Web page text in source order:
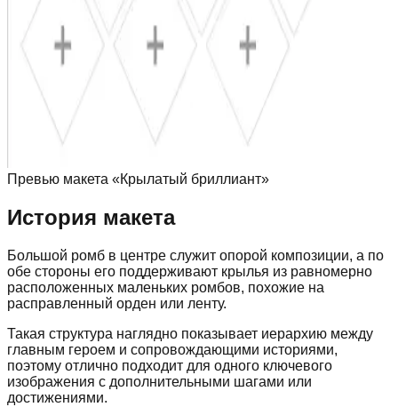
Превью макета «Крылатый бриллиант»
История макета
Большой ромб в центре служит опорой композиции, а по
обе стороны его поддерживают крылья из равномерно
расположенных маленьких ромбов, похожие на
расправленный орден или ленту.
Такая структура наглядно показывает иерархию между
главным героем и сопровождающими историями,
поэтому отлично подходит для одного ключевого
изображения с дополнительными шагами или
достижениями.